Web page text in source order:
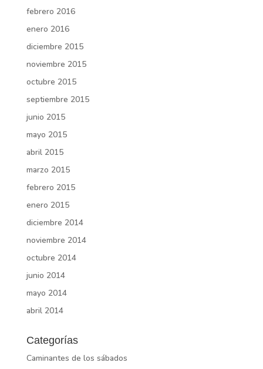
febrero 2016
enero 2016
diciembre 2015
noviembre 2015
octubre 2015
septiembre 2015
junio 2015
mayo 2015
abril 2015
marzo 2015
febrero 2015
enero 2015
diciembre 2014
noviembre 2014
octubre 2014
junio 2014
mayo 2014
abril 2014
Categorías
Caminantes de los sábados